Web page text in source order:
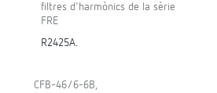
filtres d'harmònics de la sèrie
FRE
R2425A.
CFB-46/6-6B,